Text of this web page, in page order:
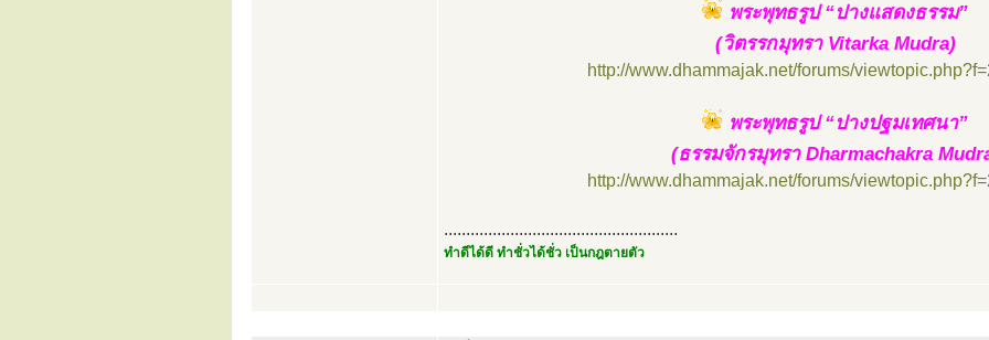
พระพุทธรูป “ปางแสดงธรรม”
(วิตรรกมุทรา Vitarka Mudra)
http://www.dhammajak.net/forums/
พระพุทธรูป “ปางปฐมเทศนา”
(ธรรมจักรมุทรา Dharmachakra
http://www.dhammajak.net/forums/
.....................................................
ทำดีได้ดี ทำชั่วได้ชั่ว เป็นกฎตายตัว